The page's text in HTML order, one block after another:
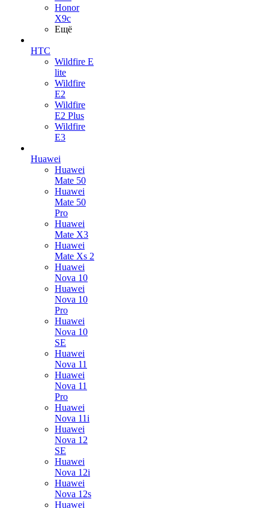
Honor
X9c
Ещё
HTC
Wildfire E
lite
Wildfire
E2
Wildfire
E2 Plus
Wildfire
E3
Huawei
Huawei
Mate 50
Huawei
Mate 50
Pro
Huawei
Mate X3
Huawei
Mate Xs 2
Huawei
Nova 10
Huawei
Nova 10
Pro
Huawei
Nova 10
SE
Huawei
Nova 11
Huawei
Nova 11
Pro
Huawei
Nova 11i
Huawei
Nova 12
SE
Huawei
Nova 12i
Huawei
Nova 12s
Huawei